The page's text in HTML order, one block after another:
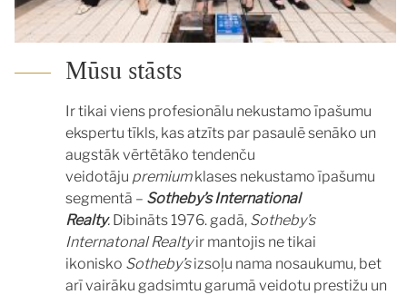
Mūsu stāsts
Ir tikai viens profesionālu nekustamo īpašumu
ekspertu tīkls, kas atzīts par pasaulē senāko un
augstāk vērtētāko tendenču
veidotāju premiumklases nekustamo īpašumu
segmentā – Sotheby’s International
Realty. Dibināts 1976. gadā, Sotheby’s
Internatonal Realtyir mantojis ne tikai
ikonisko Sotheby’sizsoļu nama nosaukumu, bet
arī vairāku gadsimtu garumā veidotu prestižu un